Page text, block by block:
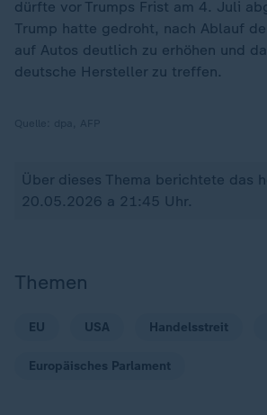
dürfte vor Trumps Frist am 4. Juli
Trump hatte gedroht, nach Ablauf
auf Autos deutlich zu erhöhen und
deutsche Hersteller zu treffen.
Über dieses Thema berichtete das
20.05.2026 a 21:45 Uhr.
Themen
EU USA Handelsstreit
Europäisches Parlament